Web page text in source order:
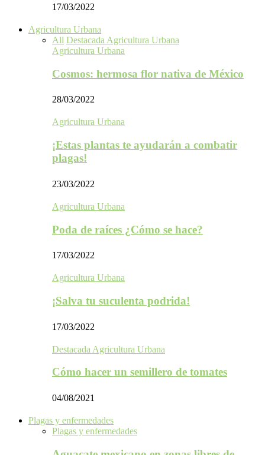
17/03/2022
Agricultura Urbana
All Destacada Agricultura Urbana
Agricultura Urbana
Cosmos: hermosa flor nativa de México
28/03/2022
Agricultura Urbana
¡Estas plantas te ayudarán a combatir
plagas!
23/03/2022
Agricultura Urbana
Poda de raíces ¿Cómo se hace?
17/03/2022
Agricultura Urbana
¡Salva tu suculenta podrida!
17/03/2022
Destacada Agricultura Urbana
Cómo hacer un semillero de tomates
04/08/2021
Plagas y enfermedades
Plagas y enfermedades